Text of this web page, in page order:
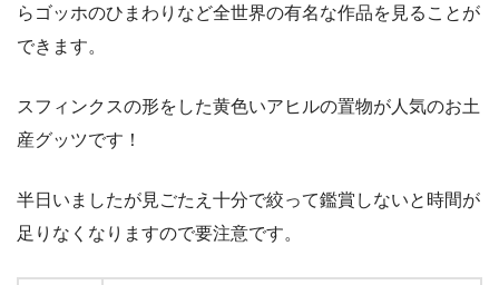
らゴッホのひまわりなど全世界の有名な作品を見ることが
できます。
スフィンクスの形をした黄色いアヒルの置物が人気のお土
産グッツです！
半日いましたが見ごたえ十分で絞って鑑賞しないと時間が
足りなくなりますので要注意です。